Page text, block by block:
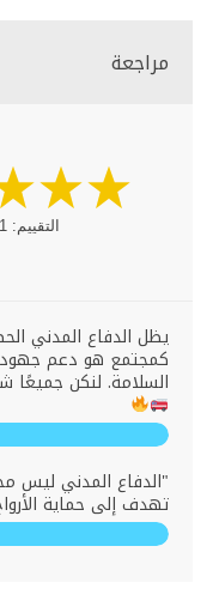
مراجعة
التقييم:
يظل الدفاع المدني
كمجتمع هو دعم جهوده
السلامة. لنكن جميعًا
"الدفاع المدني ليس
تهدف إلى حماية